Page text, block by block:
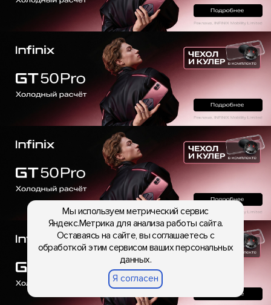
Мы используем метрический сервис
Яндекс.Метрика для анализа работы сайта.
Оставаясь на сайте, вы соглашаетесь с
обработкой этим сервисом ваших персональных
данных.
Я согласен